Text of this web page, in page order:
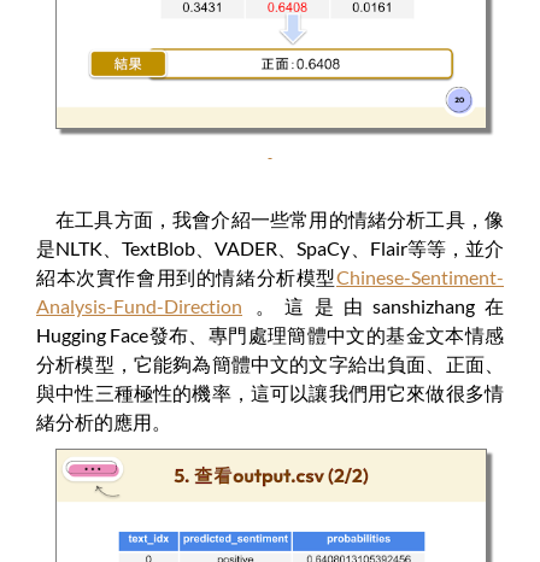
在工具方面，我會介紹一些常用的情緒分析工具，像
是NLTK、TextBlob、VADER、SpaCy、Flair等等，並介
紹本次實作會用到的情緒分析模型Chinese-Sentiment-
Analysis-Fund-Direction 。這是由sanshizhang在
Hugging Face發布、專門處理簡體中文的基金文本情感
分析模型，它能夠為簡體中文的文字給出負面、正面、
與中性三種極性的機率，這可以讓我們用它來做很多情
緒分析的應用。